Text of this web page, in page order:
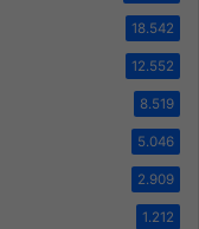
18.542
12.552
8.519
5.046
2.909
1.212